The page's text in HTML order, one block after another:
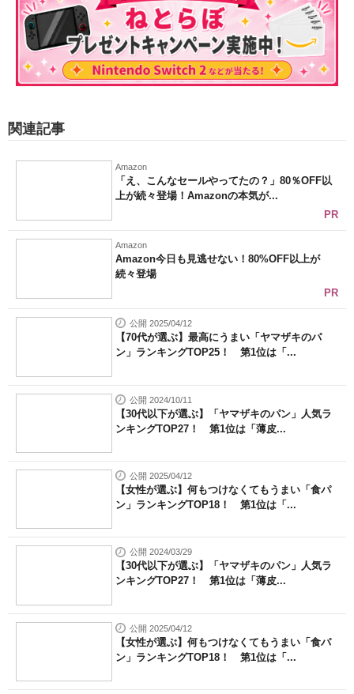
関連記事
Amazon
「え、こんなセールやってたの？」80％OFF以
上が続々登場！Amazonの本気が...
PR
Amazon
Amazon今日も見逃せない！80%OFF以上が
続々登場
PR
公開 2025/04/12
【70代が選ぶ】最高にうまい「ヤマザキのパ
ン」ランキングTOP25！ 第1位は「...
公開 2024/10/11
【30代以下が選ぶ】「ヤマザキのパン」人気ラ
ンキングTOP27！ 第1位は「薄皮...
公開 2025/04/12
【女性が選ぶ】何もつけなくてもうまい「食パ
ン」ランキングTOP18！ 第1位は「...
公開 2024/03/29
【30代以下が選ぶ】「ヤマザキのパン」人気ラ
ンキングTOP27！ 第1位は「薄皮...
公開 2025/04/12
【女性が選ぶ】何もつけなくてもうまい「食パ
ン」ランキングTOP18！ 第1位は「...